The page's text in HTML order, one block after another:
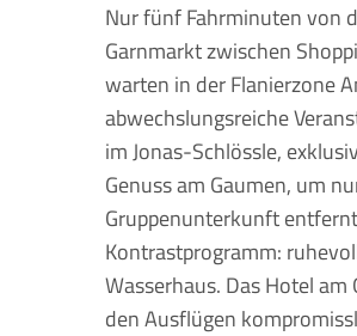
Nur fünf Fahrminuten von
Garnmarkt zwischen
warten in der Flanierzone
abwechslungsreiche
im Jonas-Schlössle,
Genuss am Gaumen, um
Gruppenunterkunft
Kontrastprogramm:
Wasserhaus. Das Hotel
den Ausflügen